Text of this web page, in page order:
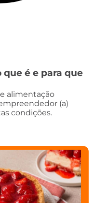
é e para que
alimentação
(a)
condições.